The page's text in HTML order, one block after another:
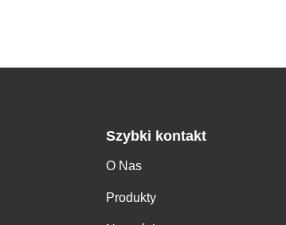
Szybki kontakt
O Nas
Produkty